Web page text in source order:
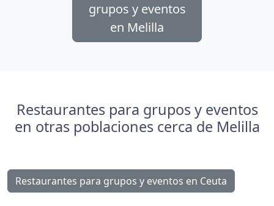
grupos y eventos
en Melilla
Restaurantes para grupos y eventos
en otras poblaciones cerca de Melilla
Restaurantes para grupos y eventos en Ceuta